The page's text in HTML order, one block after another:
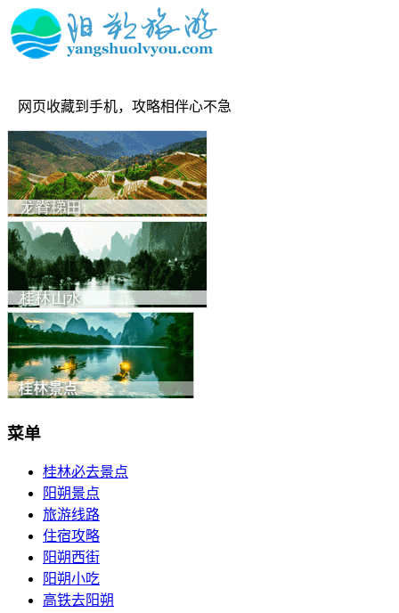
网页收藏到手机，攻略相伴心不急
菜单
桂林必去景点
阳朔景点
旅游线路
住宿攻略
阳朔西街
阳朔小吃
高铁去阳朔